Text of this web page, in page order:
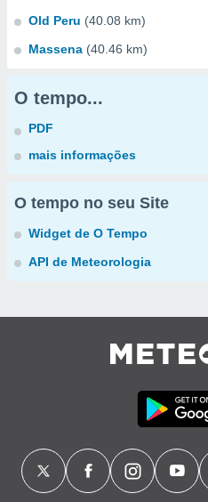
Old Peru (40.08 km)
Massena (40.46 km)
O tempo...
PDF
mais informações
O tempo no seu Site
Widget de O Tempo
API de Meteorologia